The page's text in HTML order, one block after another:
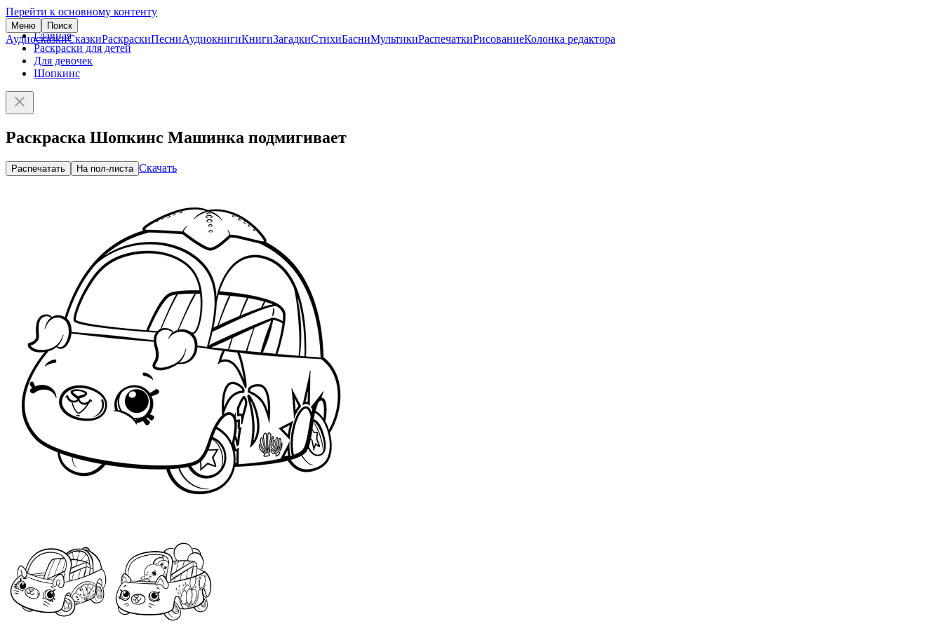
Перейти к основному контенту
Меню Поиск
АудиосказкиСказкиРаскраскиПесниАудиокнигиКнигиЗагадкиСтихиБасниМультикиРаспечаткиРисованиеКолонка редактора
Главная
Раскраски для детей
Для девочек
Шопкинс
Раскраска Шопкинс Машинка подмигивает
Распечатать На пол-листа Скачать